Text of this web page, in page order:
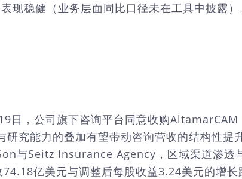
现稳健（业务层面同比口径未在工具中披露）
，公司旗下咨询平台同意收购
究能力的叠加有望带动咨询营收的结构性
与Seitz Insurance Agency，区域渠道渗透
亿美元与调整后每股收益3.24美元的增